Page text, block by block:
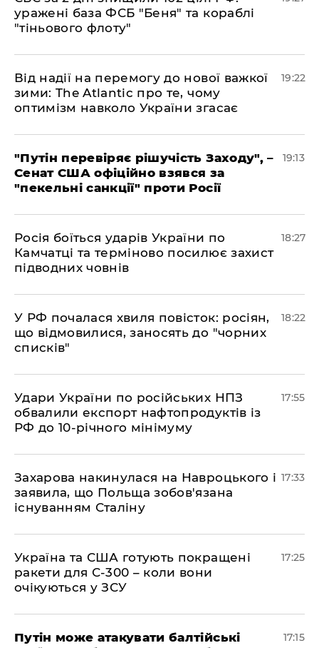
уражені база ФСБ "Беня" та кораблі
"тіньового флоту"
​Від надії на перемогу до нової важкої
зими: The Atlantic про те, чому
оптимізм навколо України згасає
19:22
​"Путін перевіряє рішучість Заходу", –
Сенат США офіційно взявся за
"пекельні санкції" проти Росії
19:13
​Росія боїться ударів України по
Камчатці та терміново посилює захист
підводних човнів
18:27
​У РФ почалася хвиля повісток: росіян,
що відмовилися, заносять до "чорних
списків"
18:22
​Удари України по російських НПЗ
обвалили експорт нафтопродуктів із
РФ до 10-річного мінімуму
17:55
​Захарова накинулася на Навроцького і
заявила, що Польща зобов'язана
існуванням Сталіну
17:33
​Україна та США готують покращені
ракети для С-300 – коли вони
очікуються у ЗСУ
17:25
​Путін може атакувати балтійські
17:15